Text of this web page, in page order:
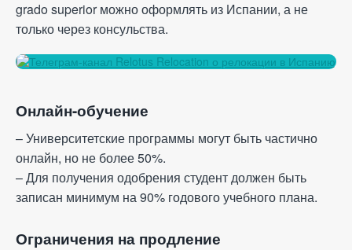
grado superior можно оформлять из Испании, а не
только через консульства.
Онлайн-обучение
– Университетские программы могут быть частично
онлайн, но не более 50%.
– Для получения одобрения студент должен быть
записан минимум на 90% годового учебного плана.
Ограничения на продление